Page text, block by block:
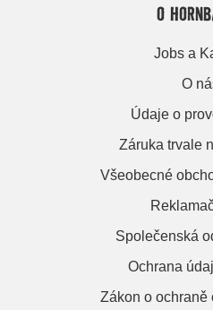
O
Jobs a
O
Údaje o
Záruka trvale
Všeobecné
Společenská
Ochrana
Zákon o ochraně